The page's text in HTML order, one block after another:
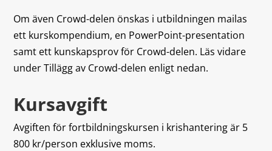
Om även Crowd-delen önskas i utbildningen mailas
ett kurskompendium, en PowerPoint-presentation
samt ett kunskapsprov för Crowd-delen. Läs vidare
under Tillägg av Crowd-delen enligt nedan.
Kursavgift
Avgiften för fortbildningskursen i krishantering är 5
800 kr/person exklusive moms.